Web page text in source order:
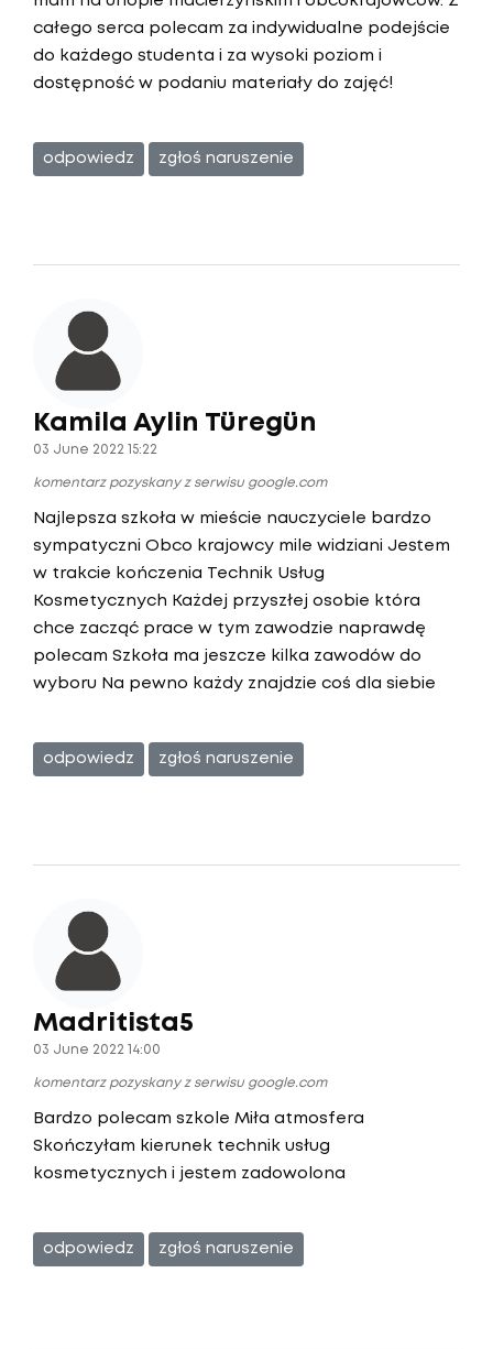
całego serca polecam za indywidualne podejście
do każdego studenta i za wysoki poziom i
dostępność w podaniu materiały do zajęć!
odpowiedz zgłoś naruszenie
Kamila Aylin Türegün
03 June 2022 15:22
komentarz pozyskany z serwisu google.com
Najlepsza szkoła w mieście nauczyciele bardzo
sympatyczni Obco krajowcy mile widziani Jestem
w trakcie kończenia Technik Usług
Kosmetycznych Każdej przyszłej osobie która
chce zacząć prace w tym zawodzie naprawdę
polecam Szkoła ma jeszcze kilka zawodów do
wyboru Na pewno każdy znajdzie coś dla siebie
odpowiedz zgłoś naruszenie
Madritista5
03 June 2022 14:00
komentarz pozyskany z serwisu google.com
Bardzo polecam szkole Miła atmosfera
Skończyłam kierunek technik usług
kosmetycznych i jestem zadowolona
odpowiedz zgłoś naruszenie